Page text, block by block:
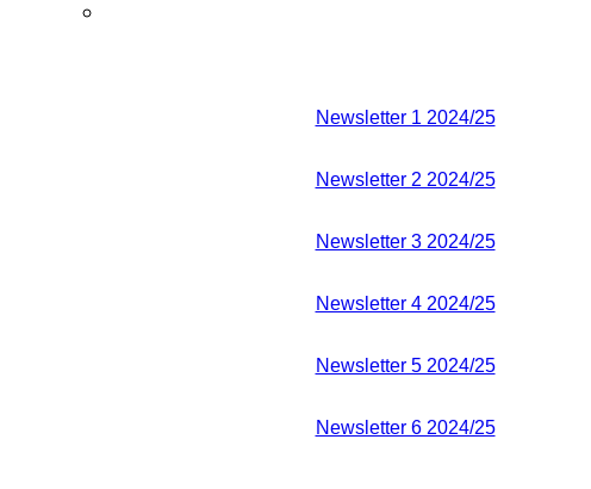
Newsletter 1 2024/25
Newsletter 2 2024/25
Newsletter 3 2024/25
Newsletter 4 2024/25
Newsletter 5 2024/25
Newsletter 6 2024/25